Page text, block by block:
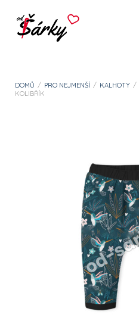
DOMŮ / PRO NEJMENŠÍ / KALHOTY /
KOLIBŘÍK